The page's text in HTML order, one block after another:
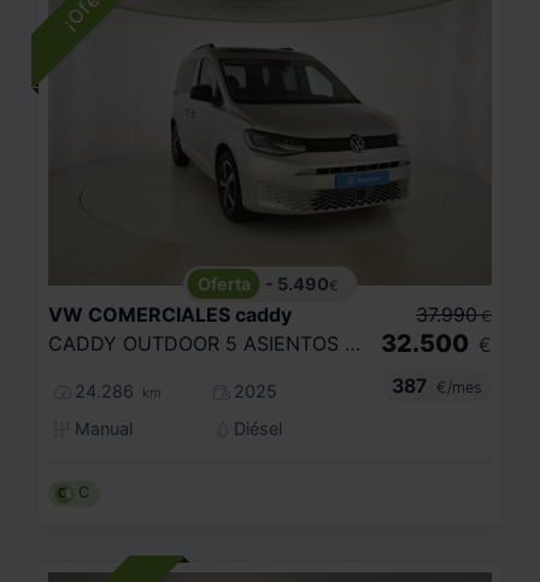
- 5.490€
VW COMERCIALES caddy
CADDY OUTDOOR 5 ASIENTOS 2.0 TDI 90 KW (122 CV) DSG 7 VEL.
24.286 km
2025
Manual
Diésel
37.990 €
32.500 €
387
€/mes
C